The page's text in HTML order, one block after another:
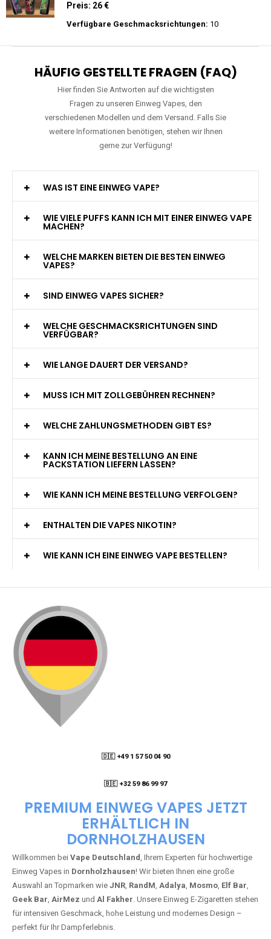
Preis: 26 €
Verfügbare Geschmacksrichtungen: 10
HÄUFIG GESTELLTE FRAGEN (FAQ)
Hier finden Sie Antworten auf die wichtigsten
Fragen zu unseren Einweg Vapes, den
verschiedenen Modellen und dem Versand. Falls Sie
weitere Informationen benötigen, stehen wir Ihnen
gerne zur Verfügung!
WAS IST EINE EINWEG VAPE?
WIE VIELE PUFFS KANN ICH MIT EINER EINWEG VAPE
MACHEN?
WELCHE MARKEN BIETEN DIE BESTEN EINWEG
VAPES?
SIND EINWEG VAPES SICHER?
WELCHE GESCHMACKSRICHTUNGEN SIND
VERFÜGBAR?
WIE LANGE DAUERT DER VERSAND?
MUSS ICH MIT ZOLLGEBÜHREN RECHNEN?
WELCHE ZAHLUNGSMETHODEN GIBT ES?
KANN ICH MEINE BESTELLUNG AN EINE
PACKSTATION LIEFERN LASSEN?
WIE KANN ICH MEINE BESTELLUNG VERFOLGEN?
ENTHALTEN DIE VAPES NIKOTIN?
WIE KANN ICH EINE EINWEG VAPE BESTELLEN?
🇩🇪 +49 1 57 50 04 90
🇧🇪 +32 59 86 99 97
PREMIUM EINWEG VAPES JETZT
ERHÄLTLICH IN
DORNHOLZHAUSEN
Willkommen bei Vape Deutschland, Ihrem Experten für hochwertige
Einweg Vapes in Dornholzhausen! Wir bieten Ihnen eine große
Auswahl an Topmarken wie JNR, RandM, Adalya, Mosmo, Elf Bar,
Geek Bar, AirMez und Al Fakher. Unsere Einweg E-Zigaretten stehen
für intensiven Geschmack, hohe Leistung und modernes Design –
perfekt für Ihr Dampferlebnis.